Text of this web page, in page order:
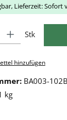
Lieferzeit: Sofort
Stk
hinzufügen
BA003-
kg